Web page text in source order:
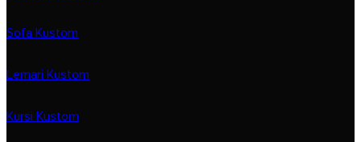
Sofa Kustom
Lemari Kustom
Kursi Kustom